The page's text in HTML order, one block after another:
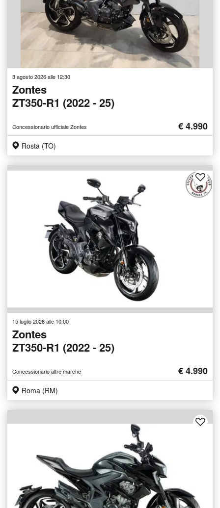
3 agosto 2026 alle 12:30
Zontes
ZT350-R1 (2022 - 25)
Concessionario ufficiale Zontes € 4.990
Rosta (TO)
15 luglio 2026 alle 10:00
Zontes
ZT350-R1 (2022 - 25)
Concessionario altre marche € 4.990
Roma (RM)